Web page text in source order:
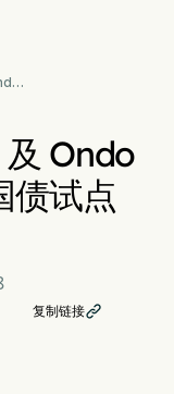
Ondo
债试点
复制链接